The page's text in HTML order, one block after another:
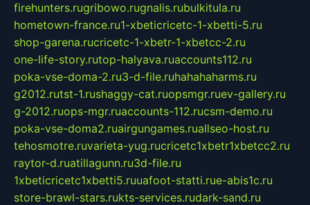
firehunters.rugribowo.rugnalis.rubulkitula.ru
hometown-france.ru1-xbeticricetc-1-xbetti-5.ru
shop-garena.rucricetc-1-xbetr-1-xbetcc-2.ru
one-life-story.rutop-halyava.ruaccounts112.ru
poka-vse-doma-2.ru3-d-file.ruhahahaharms.ru
g2012.rutst-1.rushaggy-cat.ruopsmgr.ruev-gallery.ru
g-2012.ruops-mgr.ruaccounts-112.rucsm-demo.ru
poka-vse-doma2.ruairgungames.ruallseo-host.ru
tehosmotre.ruvarieta-yug.rucricetc1xbetr1xbetcc2.ru
raytor-d.ruatillagunn.ru3d-file.ru
1xbeticricetc1xbetti5.ruuafoot-statti.rue-abis1c.ru
store-brawl-stars.rukts-services.rudark-sand.ru